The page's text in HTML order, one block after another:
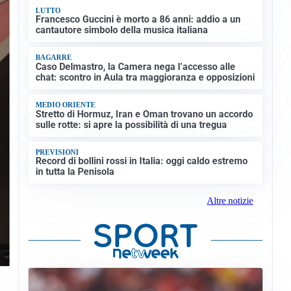
LUTTO
Francesco Guccini è morto a 86 anni: addio a un
cantautore simbolo della musica italiana
BAGARRE
Caso Delmastro, la Camera nega l’accesso alle
chat: scontro in Aula tra maggioranza e opposizioni
MEDIO ORIENTE
Stretto di Hormuz, Iran e Oman trovano un accordo
sulle rotte: si apre la possibilità di una tregua
PREVISIONI
Record di bollini rossi in Italia: oggi caldo estremo
in tutta la Penisola
Altre notizie